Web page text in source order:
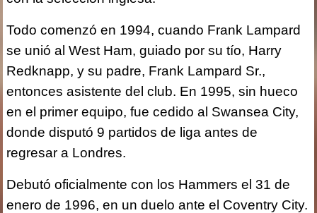
Todo comenzó en 1994, cuando Frank Lampard
se unió al West Ham, guiado por su tío, Harry
Redknapp, y su padre, Frank Lampard Sr.,
entonces asistente del club. En 1995, sin hueco
en el primer equipo, fue cedido al Swansea City,
donde disputó 9 partidos de liga antes de
regresar a Londres.
Debutó oficialmente con los Hammers el 31 de
enero de 1996, en un duelo ante el Coventry City.